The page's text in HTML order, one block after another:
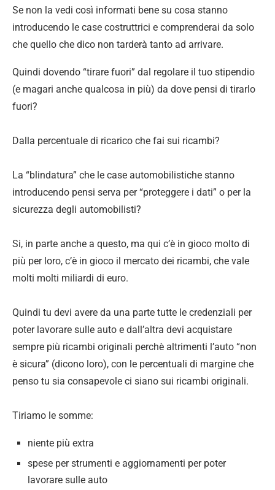
Se non la vedi così informati bene su cosa stanno
introducendo le case costruttrici e comprenderai da solo
che quello che dico non tarderà tanto ad arrivare.
Quindi dovendo “tirare fuori” dal regolare il tuo stipendio
(e magari anche qualcosa in più) da dove pensi di tirarlo
fuori?
Dalla percentuale di ricarico che fai sui ricambi?
La “blindatura” che le case automobilistiche stanno
introducendo pensi serva per “proteggere i dati” o per la
sicurezza degli automobilisti?
Si, in parte anche a questo, ma qui c’è in gioco molto di
più per loro, c’è in gioco il mercato dei ricambi, che vale
molti molti miliardi di euro.
Quindi tu devi avere da una parte tutte le credenziali per
poter lavorare sulle auto e dall’altra devi acquistare
sempre più ricambi originali perchè altrimenti l’auto “non
è sicura” (dicono loro), con le percentuali di margine che
penso tu sia consapevole ci siano sui ricambi originali.
Tiriamo le somme:
niente più extra
spese per strumenti e aggiornamenti per poter
lavorare sulle auto